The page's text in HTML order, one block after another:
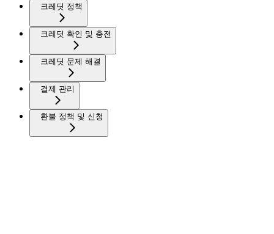
크레딧 정책
크레딧 확인 및 충전
크레딧 문제 해결
결제 관리
환불 정책 및 신청